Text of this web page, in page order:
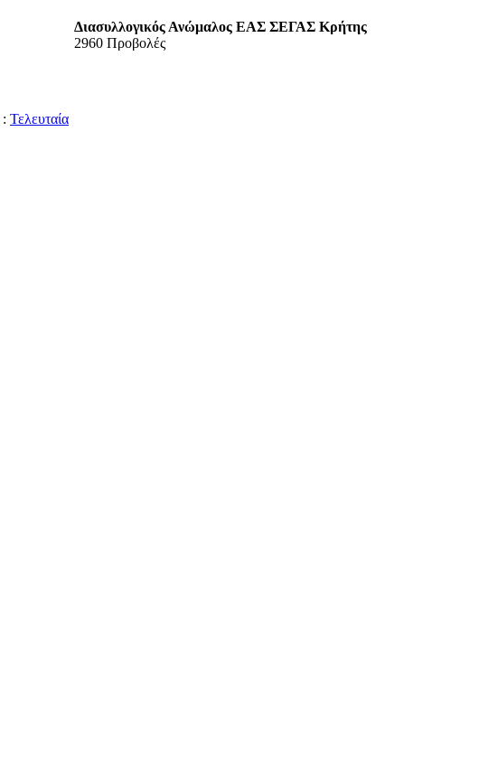
Διασυλλογικός Ανώμαλος ΕΑΣ ΣΕΓΑΣ Κρήτης
2960 Προβολές
: Τελευταία